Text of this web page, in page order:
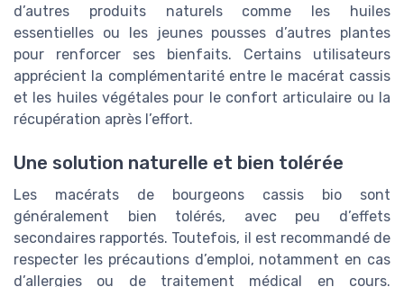
d’autres produits naturels comme les huiles
essentielles ou les jeunes pousses d’autres plantes
pour renforcer ses bienfaits. Certains utilisateurs
apprécient la complémentarité entre le macérat cassis
et les huiles végétales pour le confort articulaire ou la
récupération après l’effort.
Une solution naturelle et bien tolérée
Les macérats de bourgeons cassis bio sont
généralement bien tolérés, avec peu d’effets
secondaires rapportés. Toutefois, il est recommandé de
respecter les précautions d’emploi, notamment en cas
d’allergies ou de traitement médical en cours.